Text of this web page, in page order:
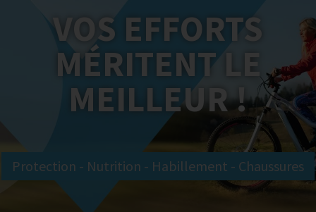
VOS EFFORTS
MÉRITENT LE
MEILLEUR !
Protection - Nutrition - Habillement - Chaussures